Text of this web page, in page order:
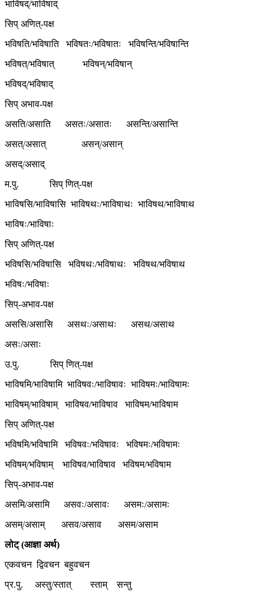
भाविषद्/भाविषाद्
सिप् अणित्-पक्ष
भविषति/भविषाति भविषतः/भविषातः भविषन्ति/भविषान्ति
भविषत्/भविषात् भविषन्/भविषान्
भविषद्/भविषाद्
सिप् अभाव-पक्ष
असति/असाति असतः/असातः असन्ति/असान्ति
असत्/असात् असन्/असान्
असद्/असाद्
म.पु. सिप् णित्-पक्ष
भाविषसि/भाविषासि भाविषथः/भाविषाथः भाविषथ/भाविषाथ
भाविषः/भाविषाः
सिप् अणित्-पक्ष
भविषसि/भविषासि भविषथः/भविषाथः भविषथ/भविषाथ
भविषः/भविषाः
सिप्-अभाव-पक्ष
अससि/असासि असथः/असाथः असथ/असाथ
असः/असाः
उ.पु. सिप् णित्-पक्ष
भाविषमि/भाविषामि भाविषवः/भाविषावः भाविषमः/भाविषामः
भाविषम्/भाविषाम् भाविषव/भाविषाव भाविषम/भाविषाम
सिप् अणित्-पक्ष
भविषमि/भविषामि भविषवः/भविषावः भविषमः/भविषामः
भविषम्/भविषाम् भाविषव/भाविषाव भविषम/भविषाम
सिप्-अभाव-पक्ष
असमि/असामि असवः/असावः असमः/असामः
असम्/असाम् असव/असाव असम/असाम
लोट् (आज्ञा अर्थ)
एकवचन द्विवचन बहुवचन
प्र.पु. अस्तु/स्तात् स्ताम् सन्तु